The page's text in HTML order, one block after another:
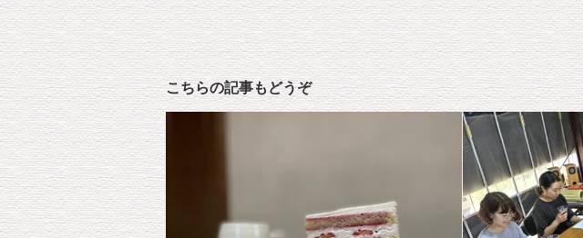
こちらの記事もどうぞ